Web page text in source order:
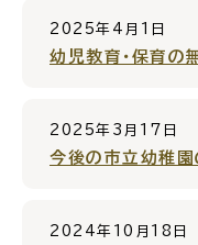
おくやみ
目
2025年4月1日
幼児教育・保育の
2025年3月17日
今後の市立幼稚
2024年10月18日